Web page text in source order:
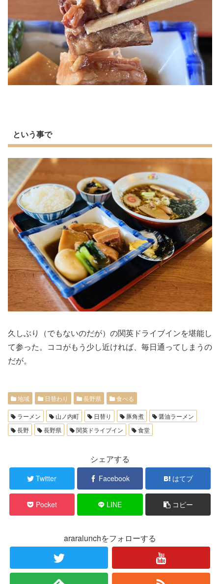
という事で
久しぶり（でもないのだが）の関英ドライブインを堪能し
て参った。ココがもう少し近ければ、毎日通ってしまうの
だが。
地域 日替わり 長野県 食べる
ラーメン 山ノ内町 日替り 豚角煮
醤油ラーメン
長野
長野県 関英ドライブイン 食堂
シェアする
Twitter Facebook はてブ
Pocket LINE コピー
araralunchをフォローする